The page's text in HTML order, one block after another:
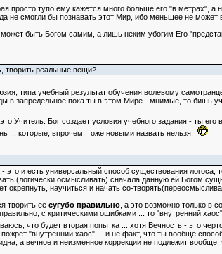
просто тупо ему кажется много больше его "в метрах",
не смогли бы познавать этот Мир, ибо меньшее не
быть Богом самим, а лишь неким убогим Его
творить реальные вещи?
типа учебный результат обучения волевому
в запредельное пока ты в этом Мире - мнимые, то бишь
Учитель. Бог создает условия учебного задания - ты
... которые, впрочем, тоже новыми назвать нельзя.
это и есть универсальный способ существования
(логически осмысливать) сначала данную ей Богом
окрепнуть, научиться и начать со-
творить ее сугубо правильно, а это возможно только в
с критическими ошибками ... то "внутренний
что будет вторая попытка ... хотя Вечность - это
"внутренний хаос" ... и не факт, что ты вообще
а вечное и неизменное коррекции не подлежит вообще,